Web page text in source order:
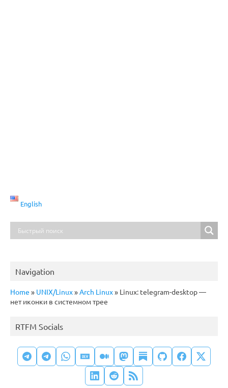
English
Navigation
Home » UNIX/Linux»Arch Linux» Linux: telegram-desktop —
нет иконки в системном трее
RTFM Socials